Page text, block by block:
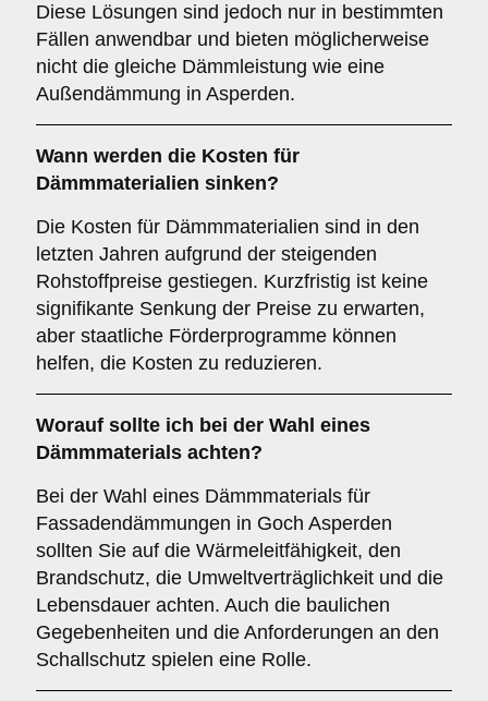
Diese Lösungen sind jedoch nur in bestimmten
Fällen anwendbar und bieten möglicherweise
nicht die gleiche Dämmleistung wie eine
Außendämmung in Asperden.
Wann werden die Kosten für
Dämmmaterialien sinken?
Die Kosten für Dämmmaterialien sind in den
letzten Jahren aufgrund der steigenden
Rohstoffpreise gestiegen. Kurzfristig ist keine
signifikante Senkung der Preise zu erwarten,
aber staatliche Förderprogramme können
helfen, die Kosten zu reduzieren.
Worauf sollte ich bei der Wahl eines
Dämmmaterials achten?
Bei der Wahl eines Dämmmaterials für
Fassadendämmungen in Goch Asperden
sollten Sie auf die Wärmeleitfähigkeit, den
Brandschutz, die Umweltverträglichkeit und die
Lebensdauer achten. Auch die baulichen
Gegebenheiten und die Anforderungen an den
Schallschutz spielen eine Rolle.